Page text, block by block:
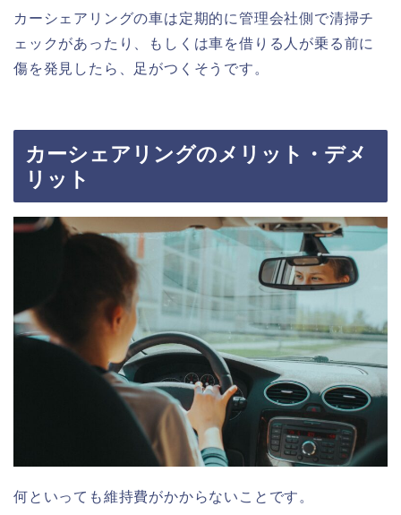
カーシェアリングの車は定期的に管理会社側で清掃チ
ェックがあったり、もしくは車を借りる人が乗る前に
傷を発見したら、足がつくそうです。
カーシェアリングのメリット・デメ
リット
何といっても維持費がかからないことです。